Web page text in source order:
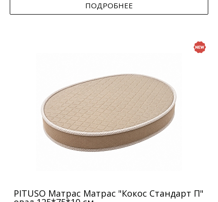
ПОДРОБНЕЕ
PITUSO Матрас Матрас "Кокос Стандарт П"